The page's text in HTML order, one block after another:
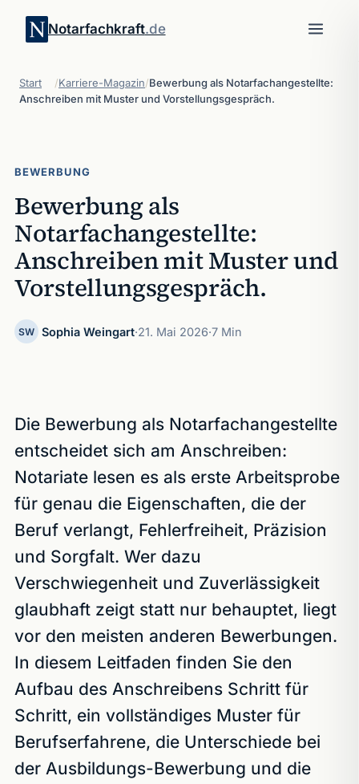
Notarfachkraft.de
Start /Karriere-Magazin/Bewerbung als Notarfachangestellte:
Anschreiben mit Muster und Vorstellungsgespräch.
BEWERBUNG
Bewerbung als
Notarfachangestellte:
Anschreiben mit Muster und
Vorstellungsgespräch.
SW Sophia Weingart·21. Mai 2026·7 Min
Die Bewerbung als Notarfachangestellte
entscheidet sich am Anschreiben:
Notariate lesen es als erste Arbeitsprobe
für genau die Eigenschaften, die der
Beruf verlangt, Fehlerfreiheit, Präzision
und Sorgfalt. Wer dazu
Verschwiegenheit und Zuverlässigkeit
glaubhaft zeigt statt nur behauptet, liegt
vor den meisten anderen Bewerbungen.
In diesem Leitfaden finden Sie den
Aufbau des Anschreibens Schritt für
Schritt, ein vollständiges Muster für
Berufserfahrene, die Unterschiede bei
der Ausbildungs-Bewerbung und die